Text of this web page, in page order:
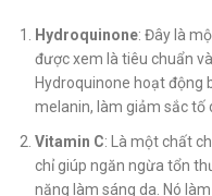
Hydroquinone: Đây là
được xem là tiêu chuẩn
Hydroquinone hoạt động
melanin, làm giảm sắc tố
Vitamin C: Là một chất
chỉ giúp ngăn ngừa tổn
năng làm sáng da. Nó